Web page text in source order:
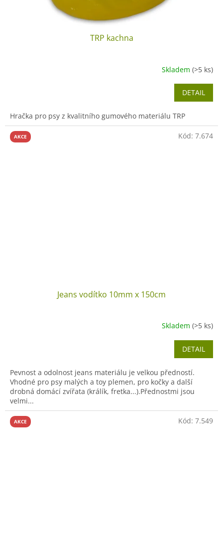
TRP kachna
Skladem (>5 ks)
DETAIL
Hračka pro psy z kvalitního gumového materiálu TRP
AKCE
Jeans vodítko 10mm x 150cm
Skladem (>5 ks)
DETAIL
Pevnost a odolnost jeans materiálu je velkou předností.
Vhodné pro psy malých a toy plemen, pro kočky a další
drobná domácí zvířata (králík, fretka...).Přednostmi jsou
velmi...
Kód: 7.674
AKCE Kód: 7.549